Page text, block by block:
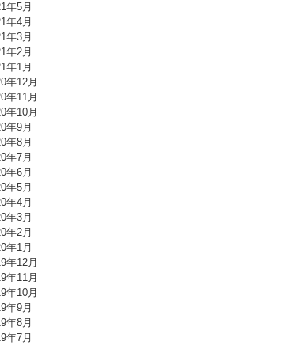
年5月
年4月
年3月
年2月
年1月
年12月
年11月
年10月
年9月
年8月
年7月
年6月
年5月
年4月
年3月
年2月
年1月
年12月
年11月
年10月
年9月
年8月
年7月